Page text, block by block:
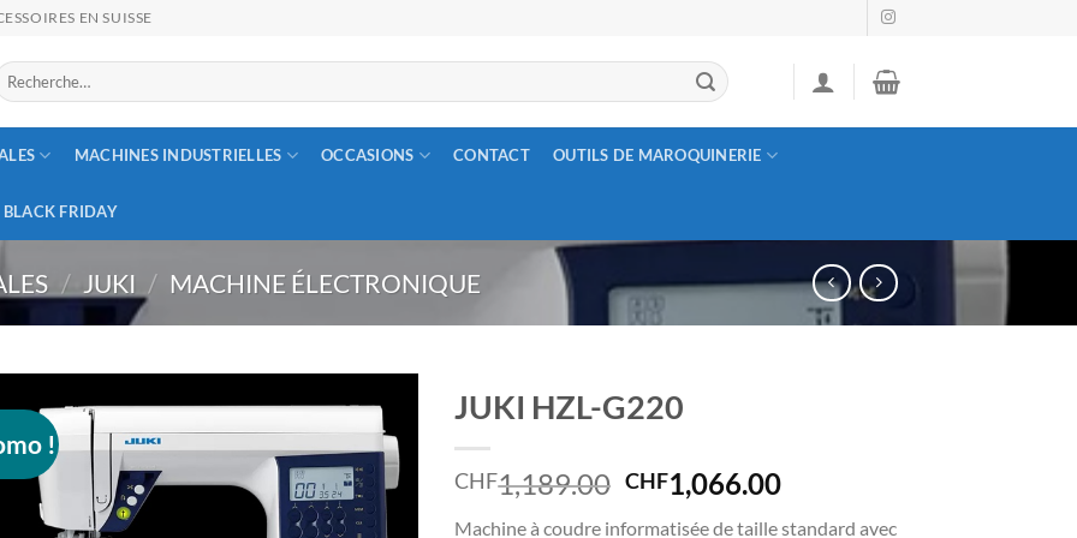
EN SUISSE
:
MACHINES INDUSTRIELLES OCCASIONS CONTACT OUTILS DE MAROQUINERIE
BLACK FRIDAY
/ JUKI / MACHINE ÉLECTRONIQUE
!
JUKI HZL-G220
CHF1,189.00 Le
CHF1,066.00Le
Machine à coudre informatisée de taille standard avec